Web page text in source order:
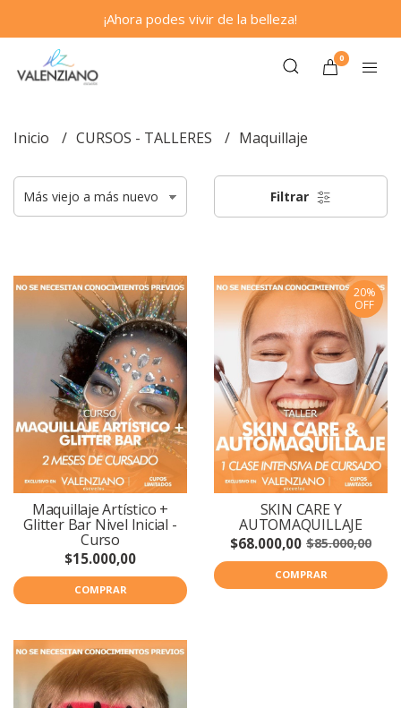
¡Ahora podes vivir de la belleza!
0
Inicio CURSOS - TALLERES Maquillaje
Filtrar
Maquillaje Artístico +
Glitter Bar Nivel Inicial -
Curso
$15.000,00
COMPRAR
20%
OFF
SKIN CARE Y
AUTOMAQUILLAJE
$68.000,00 $85.000,00
COMPRAR